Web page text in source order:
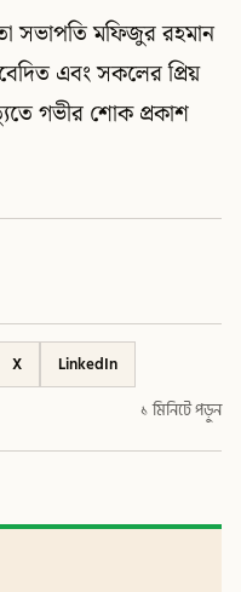
সভাপতি মফিজুর রহমান
এবং সকলের প্রিয়
গভীর শোক প্রকাশ
X
LinkedIn
১ মিনিটে পড়ুন